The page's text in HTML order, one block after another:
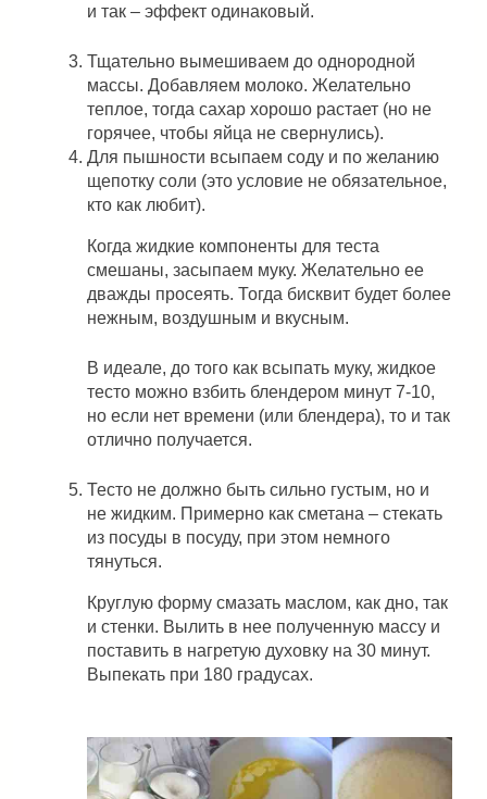
и так – эффект одинаковый.
Тщательно вымешиваем до однородной
массы. Добавляем молоко. Желательно
теплое, тогда сахар хорошо растает (но не
горячее, чтобы яйца не свернулись).
Для пышности всыпаем соду и по желанию
щепотку соли (это условие не обязательное,
кто как любит).
Когда жидкие компоненты для теста
смешаны, засыпаем муку. Желательно ее
дважды просеять. Тогда бисквит будет более
нежным, воздушным и вкусным.
В идеале, до того как всыпать муку, жидкое
тесто можно взбить блендером минут 7-10,
но если нет времени (или блендера), то и так
отлично получается.
Тесто не должно быть сильно густым, но и
не жидким. Примерно как сметана – стекать
из посуды в посуду, при этом немного
тянуться.
Круглую форму смазать маслом, как дно, так
и стенки. Вылить в нее полученную массу и
поставить в нагретую духовку на 30 минут.
Выпекать при 180 градусах.